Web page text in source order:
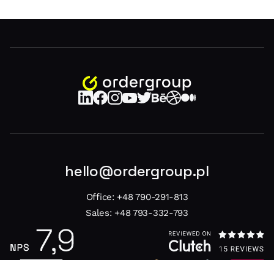
hello@ordergroup.pl
Office: +48 790-291-813
Sales: +48 793-332-793